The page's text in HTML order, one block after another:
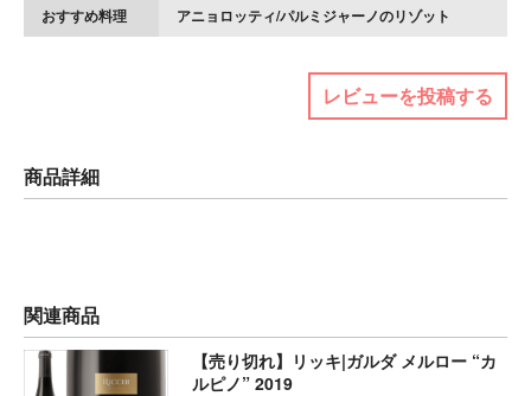
おすすめ料理
アニョロッティ/パルミジャーノのリゾット
レビューを投稿する
商品詳細
関連商品
【売り切れ】リッキ|ガルダ メルロー “カ
ルピノ” 2019